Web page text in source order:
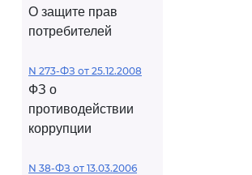
О защите прав
потребителей
N 273-ФЗ от 25.12.2008
ФЗ о
противодействии
коррупции
N 38-ФЗ от 13.03.2006